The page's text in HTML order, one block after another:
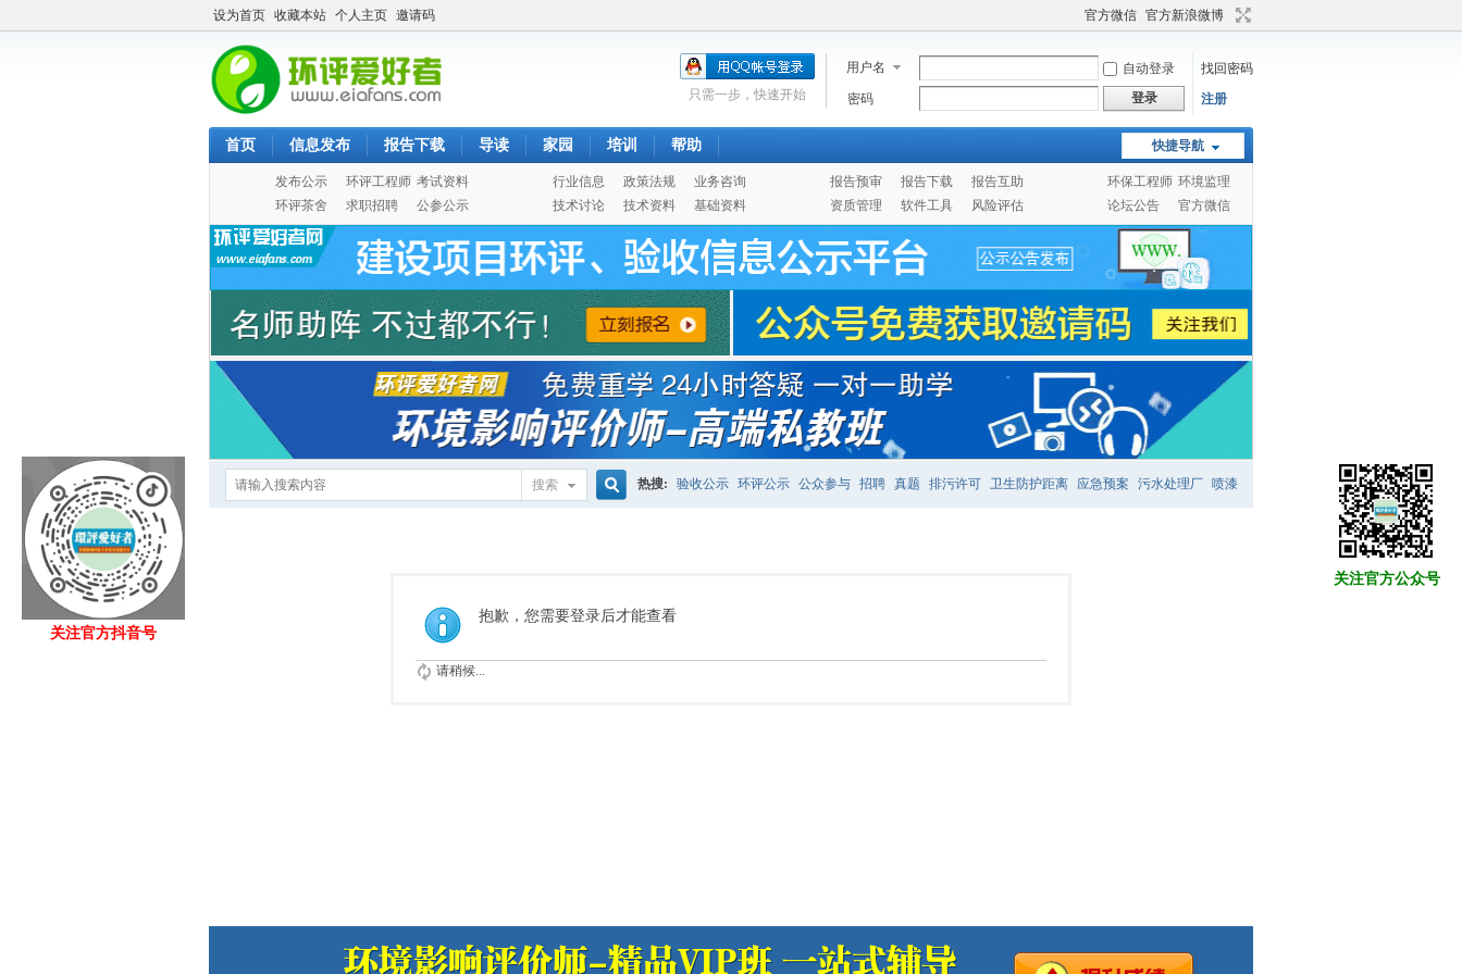
设为首页 收藏本站 个人主页 邀请码 官方微信 官方新浪微博
用户名 自动登录
找回密码
密码
登录 注册
只需一步，快速开始
快捷导航
首页 信息发布 报告下载 导读 家园 培训 帮助
发布公示 环评工程师 考试资料
环评茶舍
求职招聘 公参公示
行业信息 政策法规
业务咨询
技术讨论
技术资料 基础资料
报告预审 报告下载
报告互助
资质管理
软件工具 风险评估
环保工程师 环境监理
论坛公告
官方微信
搜索
索
热搜: 验收公示 环评公示 公众参与 招聘 真题 排污许可 卫生防护距离 应急预案 污水处理厂 喷漆
抱歉，您需要登录后才能查看
请稍候...
关注官方公众号
关注官方抖音号